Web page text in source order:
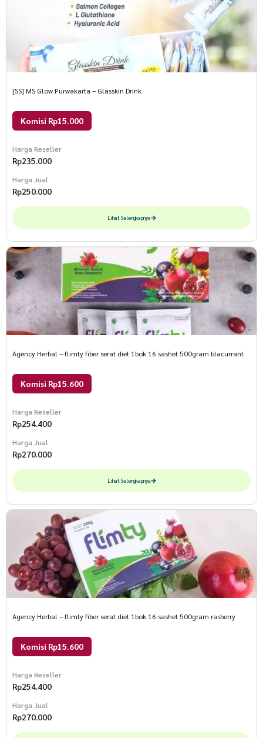
[SS] MS Glow Purwakarta – Glasskin Drink
Komisi Rp15.000
Harga Reseller
Rp235.000
Harga Jual
Rp250.000
Lihat Selengkapnya
Agency Herbal – flimty fiber serat diet 1bok 16 sashet 500gram blacurrant
Komisi Rp15.600
Harga Reseller
Rp254.400
Harga Jual
Rp270.000
Lihat Selengkapnya
Agency Herbal – flimty fiber serat diet 1bok 16 sashet 500gram rasberry
Komisi Rp15.600
Harga Reseller
Rp254.400
Harga Jual
Rp270.000